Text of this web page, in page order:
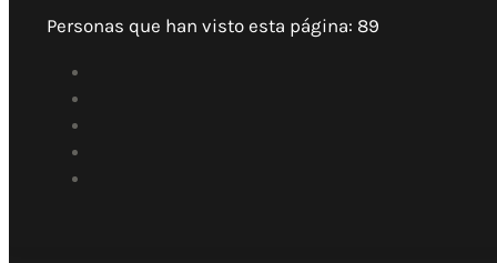
Personas que han visto esta página: 89